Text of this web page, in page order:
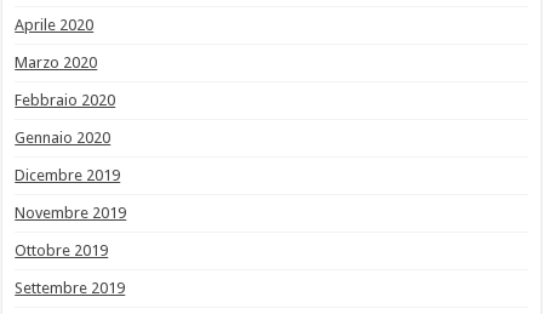
Aprile 2020
Marzo 2020
Febbraio 2020
Gennaio 2020
Dicembre 2019
Novembre 2019
Ottobre 2019
Settembre 2019